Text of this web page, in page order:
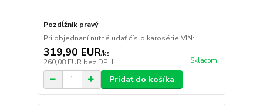
Pozdĺžnik pravý
Pri objednaní nutné udať číslo karosérie VIN:
319,90 EUR/ks
260,08 EUR bez DPH Skladom
Pridať do košíka